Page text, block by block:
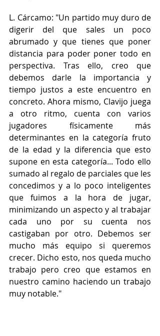
L. Cárcamo: "Un partido muy duro de
digerir del que sales un poco
abrumado y que tienes que poner
distancia para poder poner todo en
perspectiva. Tras ello, creo que
debemos darle la importancia y
tiempo justos a este encuentro en
concreto. Ahora mismo, Clavijo juega
a otro ritmo, cuenta con varios
jugadores físicamente más
determinantes en la categoría fruto
de la edad y la diferencia que esto
supone en esta categoría... Todo ello
sumado al regalo de parciales que les
concedimos y a lo poco inteligentes
que fuimos a la hora de jugar,
minimizando un aspecto y al trabajar
cada uno por su cuenta nos
castigaban por otro. Debemos ser
mucho más equipo si queremos
crecer. Dicho esto, nos queda mucho
trabajo pero creo que estamos en
nuestro camino haciendo un trabajo
muy notable."